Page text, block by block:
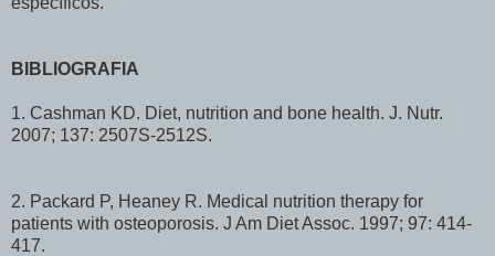
BIBLIOGRAFIA
1. Cashman KD. Diet, nutrition and bone health. J. Nutr.
2007; 137: 2507S-2512S.
2. Packard P, Heaney R. Medical nutrition therapy for
patients with osteoporosis. J Am Diet Assoc. 1997; 97: 414-
417.